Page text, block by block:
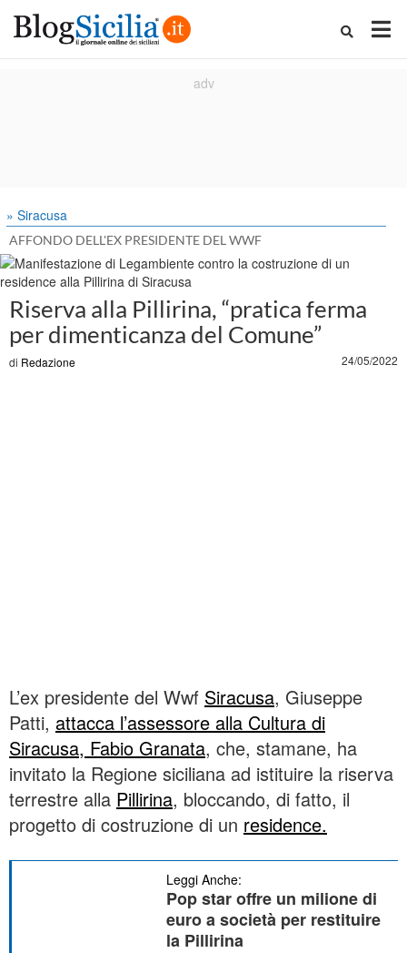
» Siracusa
AFFONDO DELL'EX PRESIDENTE DEL WWF
Riserva alla Pillirina, “pratica ferma
per dimenticanza del Comune”
di Redazione 24/05/2022
L’ex presidente del Wwf Siracusa, Giuseppe
Patti, attacca l’assessore alla Cultura di
Siracusa, Fabio Granata, che, stamane, ha
invitato la Regione siciliana ad istituire la riserva
terrestre alla Pillirina, bloccando, di fatto, il
progetto di costruzione di un residence.
Leggi Anche:
Pop star offre un milione di
euro a società per restituire
la Pillirina